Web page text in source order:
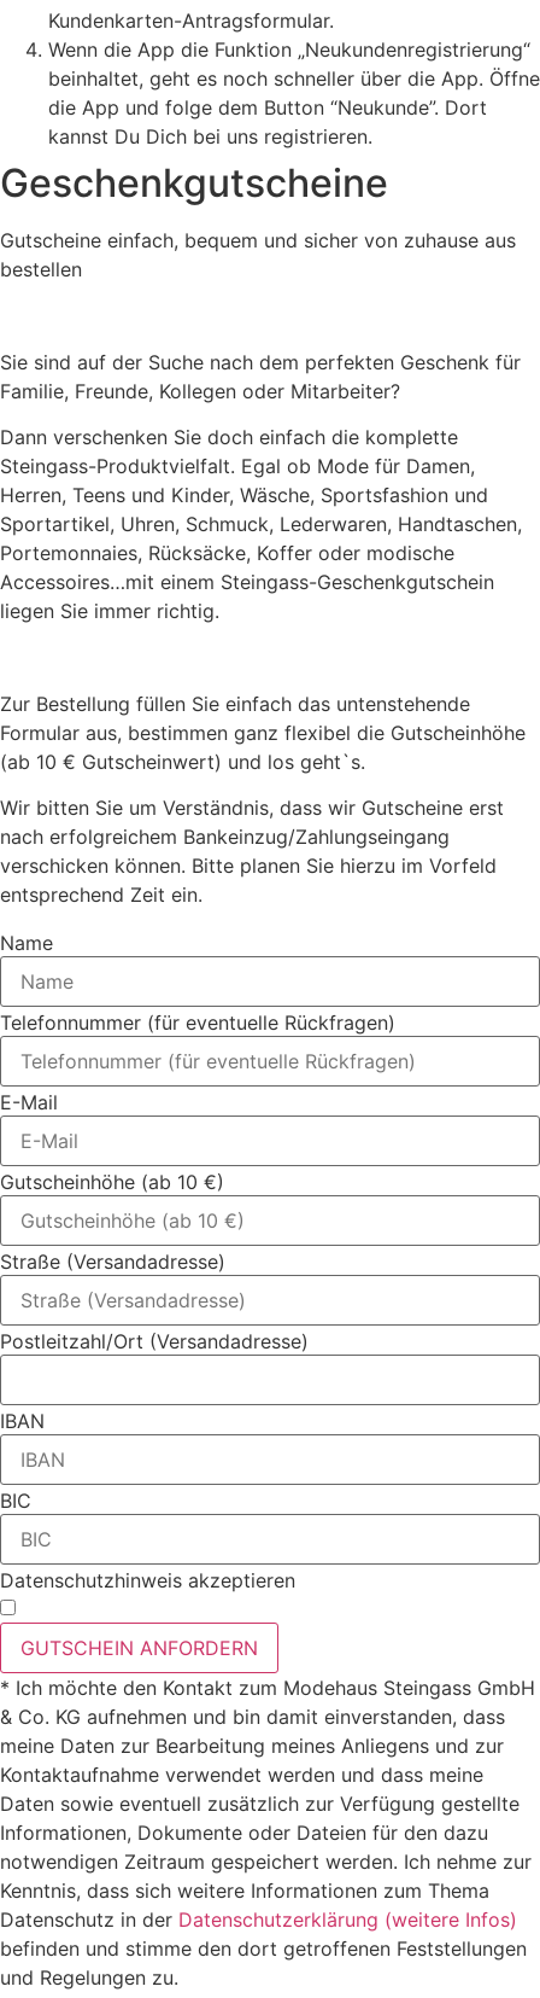
Kundenkarten-Antragsformular.
Wenn die App die Funktion „Neukundenregistrierung“
beinhaltet, geht es noch schneller über die App. Öffne
die App und folge dem Button “Neukunde”. Dort
kannst Du Dich bei uns registrieren.
Geschenkgutscheine
Gutscheine einfach, bequem und sicher von zuhause aus
bestellen
Sie sind auf der Suche nach dem perfekten Geschenk für
Familie, Freunde, Kollegen oder Mitarbeiter?
Dann verschenken Sie doch einfach die komplette
Steingass-Produktvielfalt. Egal ob Mode für Damen,
Herren, Teens und Kinder, Wäsche, Sportsfashion und
Sportartikel, Uhren, Schmuck, Lederwaren, Handtaschen,
Portemonnaies, Rücksäcke, Koffer oder modische
Accessoires…mit einem Steingass-Geschenkgutschein
liegen Sie immer richtig.
Zur Bestellung füllen Sie einfach das untenstehende
Formular aus, bestimmen ganz flexibel die Gutscheinhöhe
(ab 10 € Gutscheinwert) und los geht`s.
Wir bitten Sie um Verständnis, dass wir Gutscheine erst
nach erfolgreichem Bankeinzug/Zahlungseingang
verschicken können. Bitte planen Sie hierzu im Vorfeld
entsprechend Zeit ein.
Name
Telefonnummer (für eventuelle Rückfragen)
E-Mail
Gutscheinhöhe (ab 10 €)
Straße (Versandadresse)
Postleitzahl/Ort (Versandadresse)
IBAN
BIC
Datenschutzhinweis akzeptieren
GUTSCHEIN ANFORDERN
* Ich möchte den Kontakt zum Modehaus Steingass GmbH
& Co. KG aufnehmen und bin damit einverstanden, dass
meine Daten zur Bearbeitung meines Anliegens und zur
Kontaktaufnahme verwendet werden und dass meine
Daten sowie eventuell zusätzlich zur Verfügung gestellte
Informationen, Dokumente oder Dateien für den dazu
notwendigen Zeitraum gespeichert werden. Ich nehme zur
Kenntnis, dass sich weitere Informationen zum Thema
Datenschutz in der Datenschutzerklärung (weitere Infos)
befinden und stimme den dort getroffenen Feststellungen
und Regelungen zu.